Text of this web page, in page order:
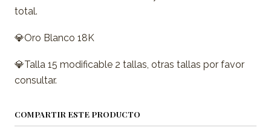
total.
💎Oro Blanco 18K
💎Talla 15 modificable 2 tallas, otras tallas por favor
consultar.
COMPARTIR ESTE PRODUCTO